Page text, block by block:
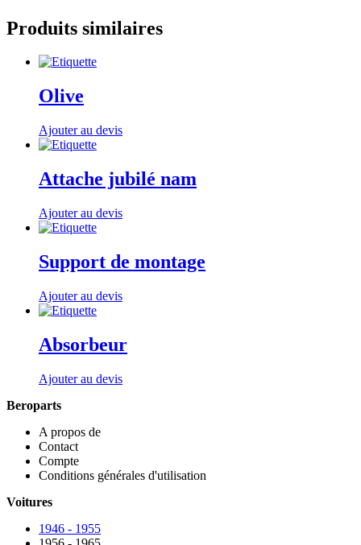
Produits similaires
Olive
Ajouter au devis
Attache jubilé nam
Ajouter au devis
Support de montage
Ajouter au devis
Absorbeur
Ajouter au devis
Beroparts
A propos de
Contact
Compte
Conditions générales d'utilisation
Voitures
1946 - 1955